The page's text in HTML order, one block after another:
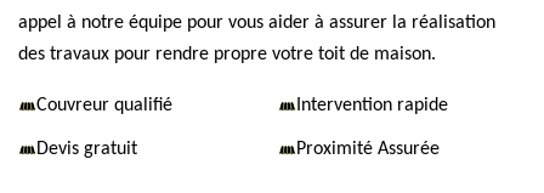
appel à notre équipe pour vous aider à assurer la réalisation
des travaux pour rendre propre votre toit de maison.
Couvreur qualifié Intervention rapide
Devis gratuit Proximité Assurée